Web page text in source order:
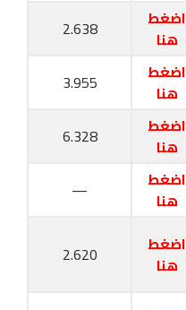
اضغط
هنا
2.638
اضغط
هنا
3.955
اضغط
هنا
6.328
اضغط
هنا
—
اضغط
هنا
2.620